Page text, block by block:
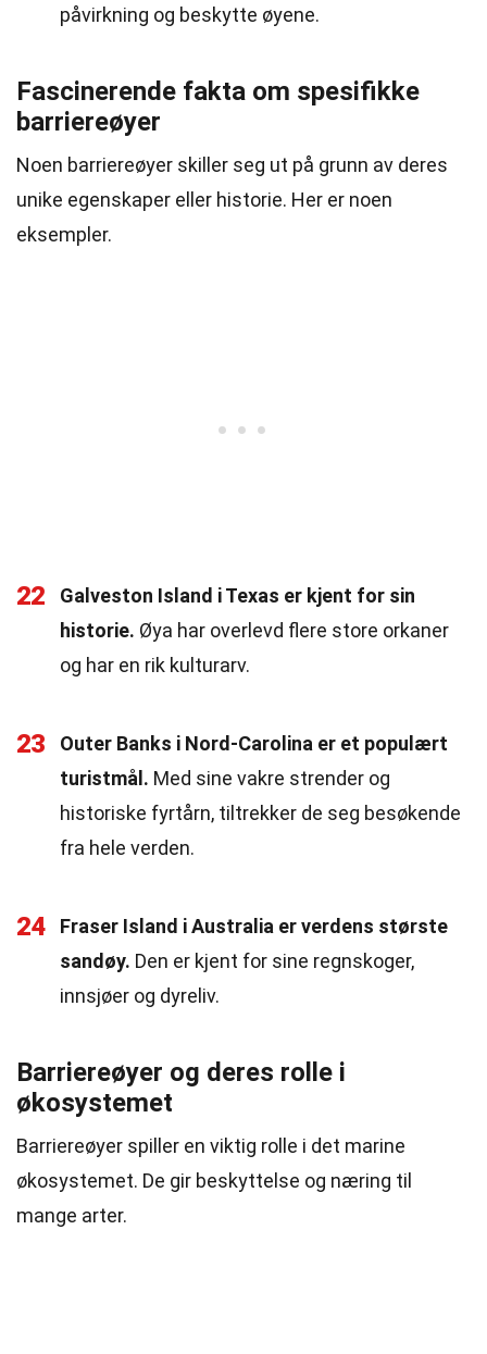
påvirkning og beskytte øyene.
Fascinerende fakta om spesifikke
barriereøyer
Noen barriereøyer skiller seg ut på grunn av deres
unike egenskaper eller historie. Her er noen
eksempler.
22
Galveston Island i Texas er kjent for sin
historie. Øya har overlevd flere store orkaner
og har en rik kulturarv.
23
Outer Banks i Nord-Carolina er et populært
turistmål. Med sine vakre strender og
historiske fyrtårn, tiltrekker de seg besøkende
fra hele verden.
24
Fraser Island i Australia er verdens største
sandøy. Den er kjent for sine regnskoger,
innsjøer og dyreliv.
Barriereøyer og deres rolle i
økosystemet
Barriereøyer spiller en viktig rolle i det marine
økosystemet. De gir beskyttelse og næring til
mange arter.